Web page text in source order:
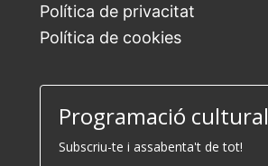
Política de privacitat
Política de cookies
Programació cultural
Subscriu-te i assabenta't de tot!